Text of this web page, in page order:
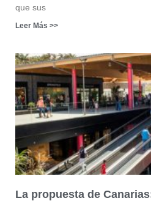
que sus
Leer Más >>
La propuesta de